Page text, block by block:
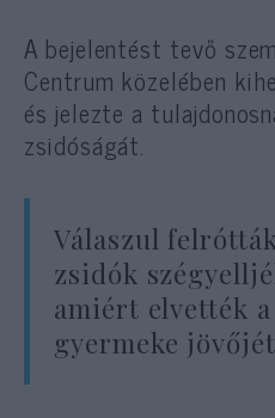
A bejelentést tevő
Centrum közelében
és jelezte a
zsidóságát.
Válaszul
zsidók
amiért elvették a
gyermeke